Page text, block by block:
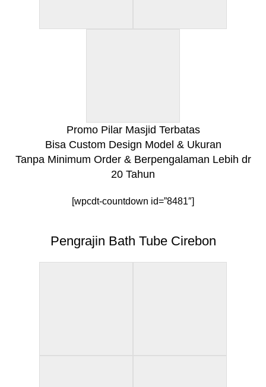
Promo Pilar Masjid Terbatas
Bisa Custom Design Model & Ukuran
Tanpa Minimum Order & Berpengalaman Lebih dr
20 Tahun
[wpcdt-countdown id=”8481″]
Pengrajin Bath Tube Cirebon